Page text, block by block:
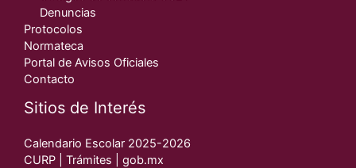
Denuncias
Protocolos
Normateca
Portal de Avisos Oficiales
Contacto
Sitios de Interés
Calendario Escolar 2025-2026
CURP | Trámites | gob.mx